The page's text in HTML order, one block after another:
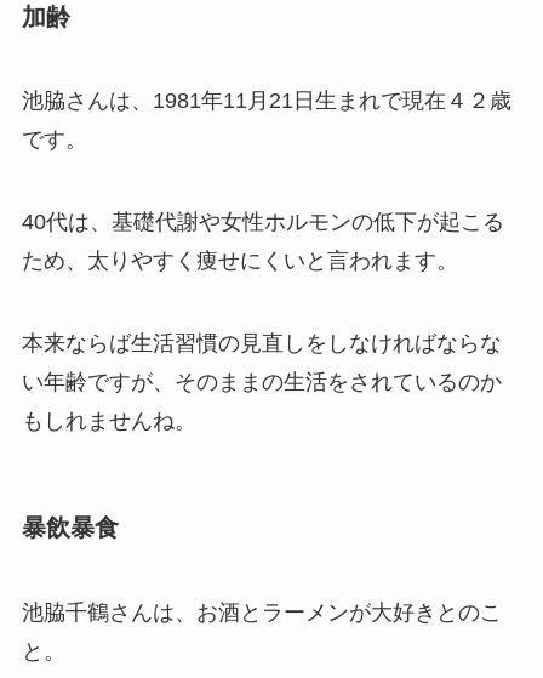
加齢
池脇さんは、1981年11月21日生まれで現在４２歳
です。
40代は、基礎代謝や女性ホルモンの低下が起こる
ため、太りやすく痩せにくいと言われます。
本来ならば生活習慣の見直しをしなければならな
い年齢ですが、そのままの生活をされているのか
もしれませんね。
暴飲暴食
池脇千鶴さんは、お酒とラーメンが大好きとのこ
と。